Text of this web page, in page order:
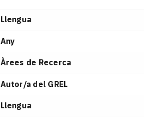
Llengua
Any
Àrees de Recerca
Autor/a del GREL
Llengua